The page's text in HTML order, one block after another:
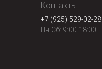
Контакты:
+7 (925) 529-02-28
Пн-Сб: 9:00-18:00